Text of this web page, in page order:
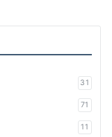
31
71
11